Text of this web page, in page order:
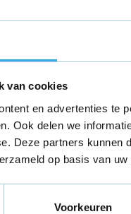
van cookies
en advertenties te
Ook delen we
Deze partners kunnen
op basis van
Voorkeuren
-
in huis